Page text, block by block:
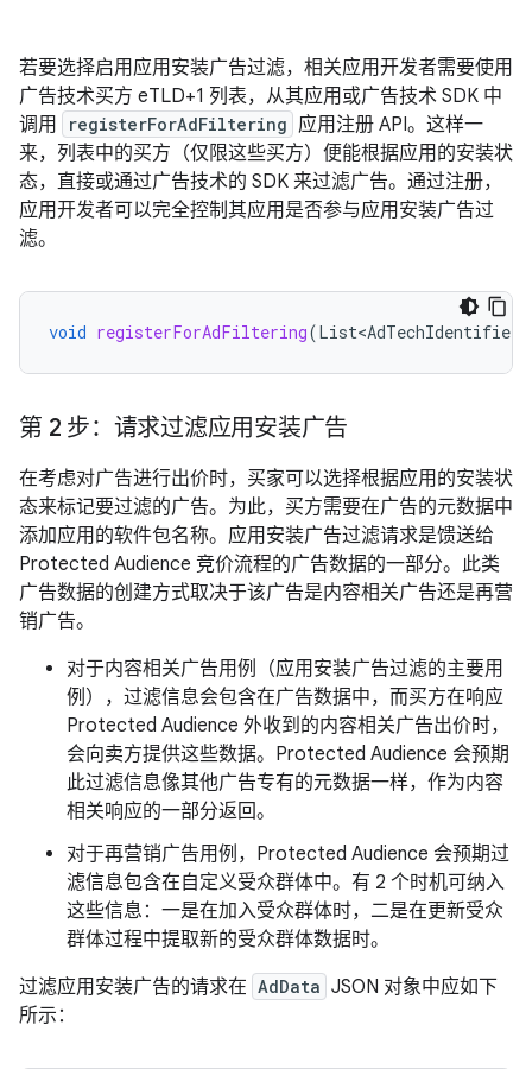
若要选择启用应用安装广告过滤，相关应用开发者需要使用
广告技术买方 eTLD+1 列表，从其应用或广告技术 SDK 中
调用
registerForAdFiltering 应用注册 API。这样一
来，列表中的买方（仅限这些买方）便能根据应用的安装状
态，直接或通过广告技术的 SDK 来过滤广告。通过注册，
应用开发者可以完全控制其应用是否参与应用安装广告过
滤。
void registerForAdFiltering(List<AdTechIdentifier>
第 2 步：请求过滤应用安装广告
在考虑对广告进行出价时，买家可以选择根据应用的安装状
态来标记要过滤的广告。为此，买方需要在广告的元数据中
添加应用的软件包名称。应用安装广告过滤请求是馈送给
Protected Audience 竞价流程的广告数据的一部分。此类
广告数据的创建方式取决于该广告是内容相关广告还是再营
销广告。
对于内容相关广告用例（应用安装广告过滤的主要用
例），过滤信息会包含在广告数据中，而买方在响应
Protected Audience 外收到的内容相关广告出价时，
会向卖方提供这些数据。Protected Audience 会预期
此过滤信息像其他广告专有的元数据一样，作为内容
相关响应的一部分返回。
对于再营销广告用例，Protected Audience 会预期过
滤信息包含在自定义受众群体中。有 2 个时机可纳入
这些信息：一是在加入受众群体时，二是在更新受众
群体过程中提取新的受众群体数据时。
过滤应用安装广告的请求在 AdData JSON 对象中应如下
所示：